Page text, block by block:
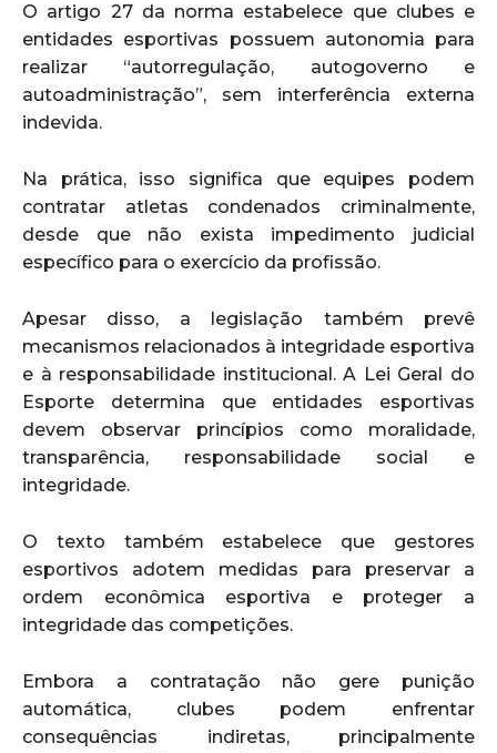
O artigo 27 da norma estabelece que clubes e
entidades esportivas possuem autonomia para
realizar “autorregulação, autogoverno e
autoadministração”, sem interferência externa
indevida.
Na prática, isso significa que equipes podem
contratar atletas condenados criminalmente,
desde que não exista impedimento judicial
específico para o exercício da profissão.
Apesar disso, a legislação também prevê
mecanismos relacionados à integridade esportiva
e à responsabilidade institucional. A Lei Geral do
Esporte determina que entidades esportivas
devem observar princípios como moralidade,
transparência, responsabilidade social e
integridade.
O texto também estabelece que gestores
esportivos adotem medidas para preservar a
ordem econômica esportiva e proteger a
integridade das competições.
Embora a contratação não gere punição
automática, clubes podem enfrentar
consequências indiretas, principalmente